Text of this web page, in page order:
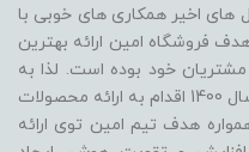
اخیر همکاری های خوبی با
فروشگاه امین ارائه بهترین
خود بوده است. لذا به
منظور گسترش خدمات خود در مرداد سال 1400 اقدام به ارائه محصولات
هدف تیم امین توی ارائه